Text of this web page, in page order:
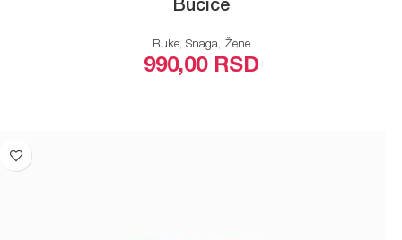
Bučice
Ruke, Snaga, Žene
990,00 RSD